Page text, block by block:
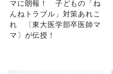
マに朗報！ 子どもの「ね
んねトラブル」対策あれこ
れ 〔東大医学部卒医師マ
マ〕が伝授！